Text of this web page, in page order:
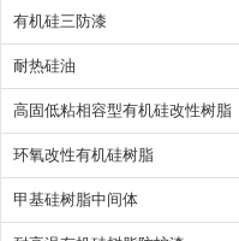
有机硅三防漆
耐热硅油
高固低粘相容型有机硅改性树脂
环氧改性有机硅树脂
甲基硅树脂中间体